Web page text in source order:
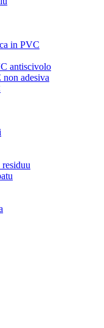
in PVC
antiscivolo
adesiva